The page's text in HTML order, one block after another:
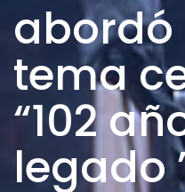
tema
“102
legado